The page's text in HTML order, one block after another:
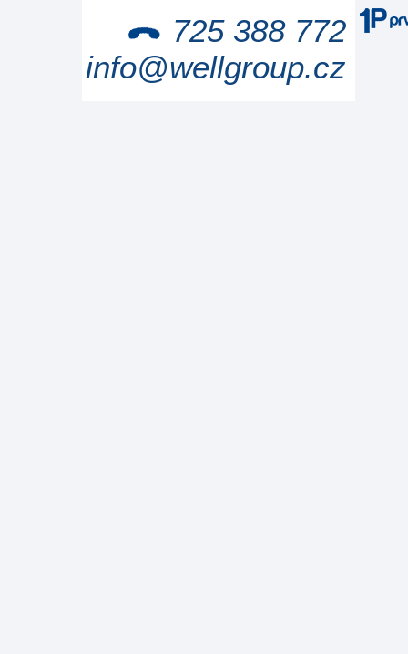
725 388 772
info@wellgroup.cz